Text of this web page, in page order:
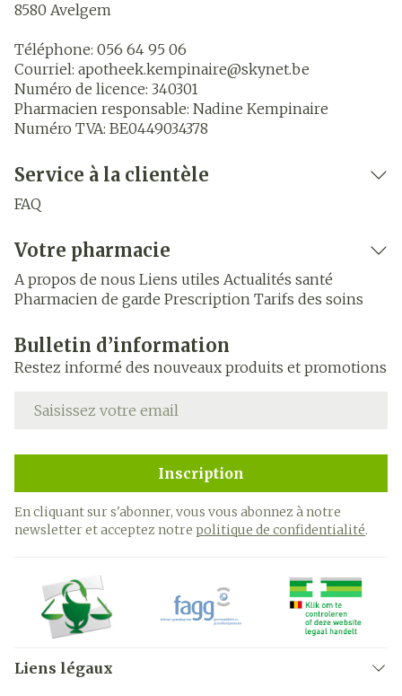
8580 Avelgem
Téléphone: 056 64 95 06
Courriel: apotheek.kempinaire@skynet.be
Numéro de licence: 340301
Pharmacien responsable: Nadine Kempinaire
Numéro TVA: BE0449034378
Service à la clientèle
FAQ
Votre pharmacie
A propos de nous Liens utiles Actualités santé
Pharmacien de garde Prescription Tarifs des soins
Bulletin d’information
Restez informé des nouveaux produits et promotions
Adresse mail
Inscription
En cliquant sur s'abonner, vous vous abonnez à notre
newsletter et acceptez notre politique de confidentialité.
Liens légaux